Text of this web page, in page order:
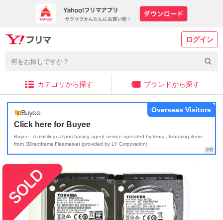
ログイン
カテゴリから探す ブランドから探す
Click here for Buyee
Buyee - A multilingual purchasing agent service operated by tenso, featuring items
from JDirectItems Fleamarket (provided by LY Corporation)
Overseas Visitors